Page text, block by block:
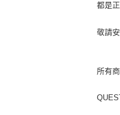
都是
敬請
所有